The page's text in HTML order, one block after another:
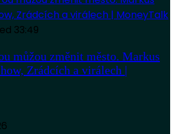
33:49
můžou změnit město. Markus
Zrádcích a virálech |